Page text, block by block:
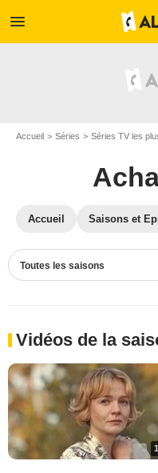
menu
Accueil Séries Séries TV les
Accueil Saisons et
Toutes les saisons
Vidéos de la